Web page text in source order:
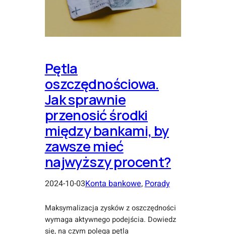
Pętla
oszczędnościowa.
Jak sprawnie
przenosić środki
między bankami, by
zawsze mieć
najwyższy procent?
2024-10-03Konta bankowe, Porady
Maksymalizacja zysków z oszczędności
wymaga aktywnego podejścia. Dowiedz
się, na czym polega pętla